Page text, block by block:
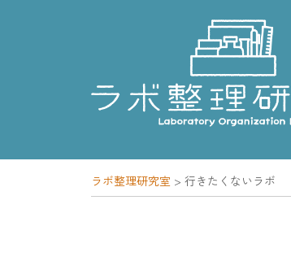
ラボ整理研究室 > 行きたくないラボ